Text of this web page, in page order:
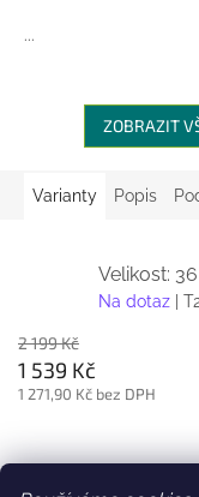
...
ZOBRAZIT
Varianty Popis
Velikost: 36
Na dotaz |
2 199 Kč
1 539 Kč
1 271,90 Kč bez DPH
Z